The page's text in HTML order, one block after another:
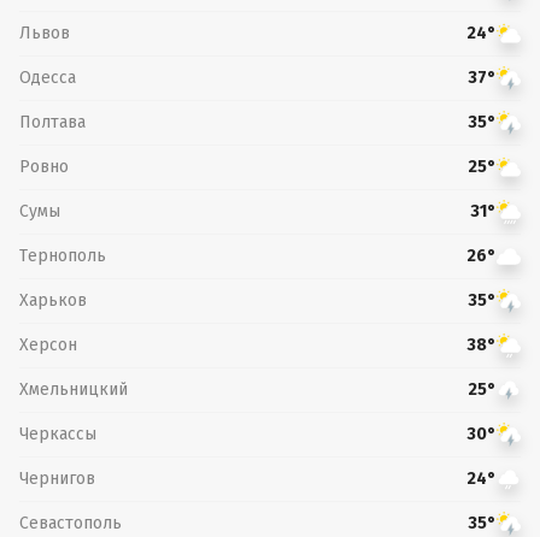
Львов 24°
Одесса 37°
Полтава 35°
Ровно 25°
Сумы 31°
Тернополь 26°
Харьков 35°
Херсон 38°
Хмельницкий 25°
Черкассы 30°
Чернигов 24°
Севастополь 35°